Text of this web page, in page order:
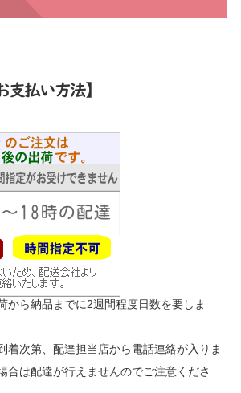
から納品までに2週間程度日数を要しま
着次第、配達担当店から電話連絡が入りま
合は配達が行えませんのでご注意くださ